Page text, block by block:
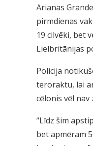
Arianas
pirmdienas
19 cilvēki, bet
Lielbritānijas
Policija
teroraktu, lai
cēlonis vēl nav
“Līdz šim
bet apmēram